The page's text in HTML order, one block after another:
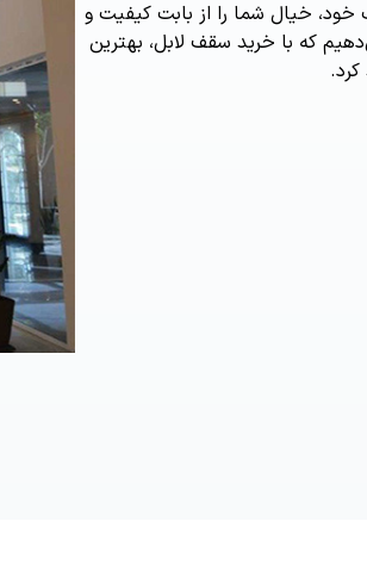
سقف‌های کاذب خود، خیال شما را از بابت کیفیت و
که با خرید سقف لابل، بهترین